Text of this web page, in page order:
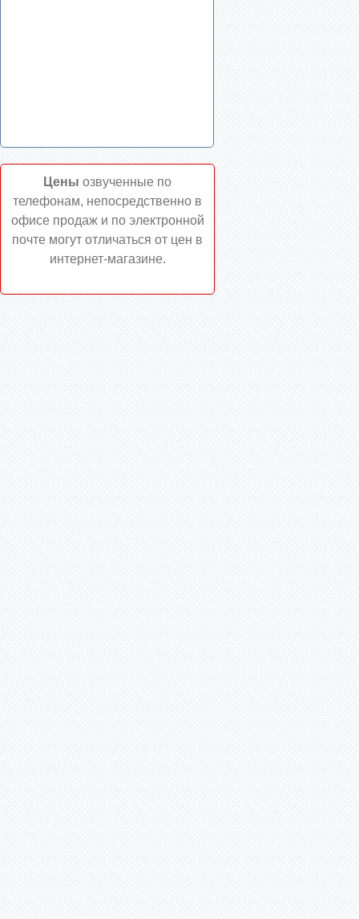
Цены озвученные по
телефонам, непосредственно в
офисе продаж и по электронной
почте могут отличаться от цен в
интернет-магазине.